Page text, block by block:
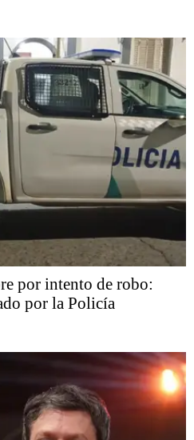
por intento de robo:
por la Policía